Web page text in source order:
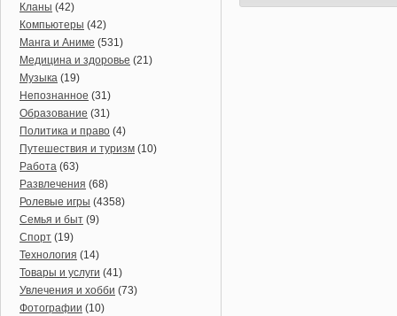
Кланы (42)
Компьютеры (42)
Манга и Аниме (531)
Медицина и здоровье (21)
Музыка (19)
Непознанное (31)
Образование (31)
Политика и право (4)
Путешествия и туризм (10)
Работа (63)
Развлечения (68)
Ролевые игры (4358)
Семья и быт (9)
Спорт (19)
Технология (14)
Товары и услуги (41)
Увлечения и хобби (73)
Фотографии (10)